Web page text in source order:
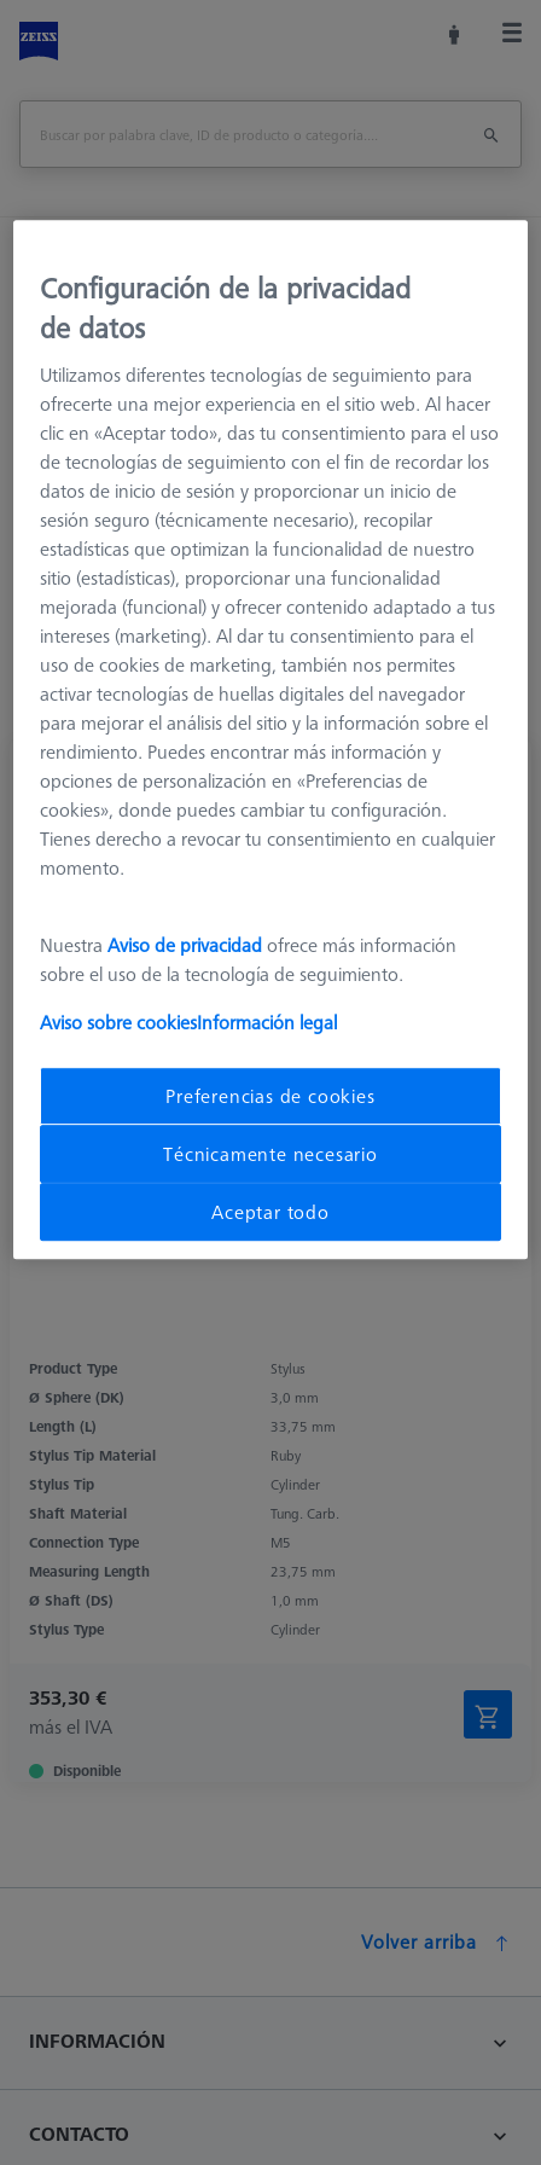
M5
Palpador
Ø Esfera (DK) Longitud (L) la medición de la
Más filtros
Palpador cilíndrico M5, DK3 L33.75
626115-0303-034
Product Type
Stylus
Ø Sphere (DK)
3,0 mm
Length (L)
33,75 mm
Stylus Tip Material
Ruby
Stylus Tip
Cylinder
Shaft Material
Tung. Carb.
Connection Type
M5
Measuring Length
23,75 mm
Ø Shaft (DS)
1,0 mm
Stylus Type
Cylinder
353,30 €
más el IVA
Disponible
Volver arriba
INFORMACIÓN
CONTACTO
Configuración de la privacidad
de datos
Utilizamos diferentes tecnologías de seguimiento para
ofrecerte una mejor experiencia en el sitio web. Al hacer
clic en «Aceptar todo», das tu consentimiento para el uso
de tecnologías de seguimiento con el fin de recordar los
datos de inicio de sesión y proporcionar un inicio de
sesión seguro (técnicamente necesario), recopilar
estadísticas que optimizan la funcionalidad de nuestro
sitio (estadísticas), proporcionar una funcionalidad
mejorada (funcional) y ofrecer contenido adaptado a tus
intereses (marketing). Al dar tu consentimiento para el
uso de cookies de marketing, también nos permites
activar tecnologías de huellas digitales del navegador
para mejorar el análisis del sitio y la información sobre el
rendimiento. Puedes encontrar más información y
opciones de personalización en «Preferencias de
cookies», donde puedes cambiar tu configuración.
Tienes derecho a revocar tu consentimiento en cualquier
momento.
NuestraAviso de privacidadofrece más información
sobre el uso de la tecnología de seguimiento.
Aviso sobre cookiesInformación legal
Preferencias de cookies
Técnicamente necesario
Aceptar todo